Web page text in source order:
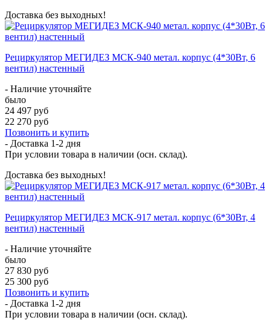
Доставка без выходных!
Рециркулятор МЕГИДЕЗ МСК-940 метал. корпус (4*30Вт, 6
вентил) настенный
- Наличие уточняйте
было
24 497 руб
22 270 руб
Позвонить и купить
- Доставка 1-2 дня
При условии товара в наличии (осн. склад).
Доставка без выходных!
Рециркулятор МЕГИДЕЗ МСК-917 метал. корпус (6*30Вт, 4
вентил) настенный
- Наличие уточняйте
было
27 830 руб
25 300 руб
Позвонить и купить
- Доставка 1-2 дня
При условии товара в наличии (осн. склад).